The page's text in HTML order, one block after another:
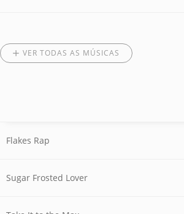
VER TODAS AS MÚSICAS
Flakes Rap
Sugar Frosted Lover